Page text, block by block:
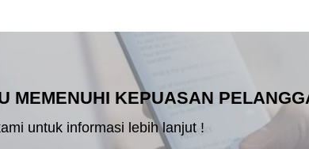
MEMENUHI KEPUASAN
untuk informasi lebih lanjut !